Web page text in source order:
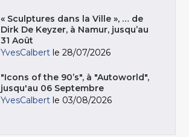
« Sculptures dans la Ville », … de
Dirk De Keyzer, à Namur, jusqu’au
31 Août
YvesCalbert le 28/07/2026
"Icons of the 90’s", à "Autoworld",
jusqu'au 06 Septembre
YvesCalbert le 03/08/2026